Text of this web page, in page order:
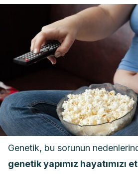
Genetik, bu sorunun
genetik yapımız hayatımızı